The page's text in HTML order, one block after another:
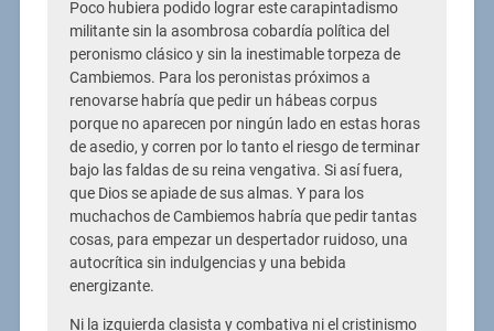
Poco hubiera podido lograr este carapintadismo
militante sin la asombrosa cobardía política del
peronismo clásico y sin la inestimable torpeza de
Cambiemos. Para los peronistas próximos a
renovarse habría que pedir un hábeas corpus
porque no aparecen por ningún lado en estas horas
de asedio, y corren por lo tanto el riesgo de terminar
bajo las faldas de su reina vengativa. Si así fuera,
que Dios se apiade de sus almas. Y para los
muchachos de Cambiemos habría que pedir tantas
cosas, para empezar un despertador ruidoso, una
autocrítica sin indulgencias y una bebida
energizante.
Ni la izquierda clasista y combativa ni el cristinismo